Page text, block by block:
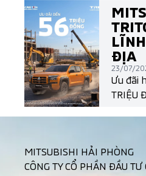
New
điều đó
biệt
Shape
ngữ
Shield
ĐỊA
23/07/
Ưu đãi
TRIỆU
MITSUBISHI HẢI PHÒNG
CÔNG TY CỔ PHẦN ĐẦU TƯ